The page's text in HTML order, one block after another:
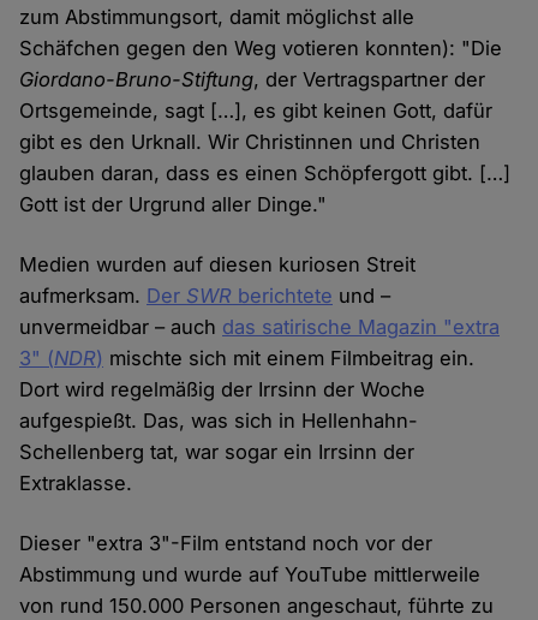
zum Abstimmungsort, damit möglichst alle
Schäfchen gegen den Weg votieren konnten): "Die
Giordano-Bruno-Stiftung, der Vertragspartner der
Ortsgemeinde, sagt […], es gibt keinen Gott, dafür
gibt es den Urknall. Wir Christinnen und Christen
glauben daran, dass es einen Schöpfergott gibt. […]
Gott ist der Urgrund aller Dinge."
Medien wurden auf diesen kuriosen Streit
aufmerksam. Der SWR berichtete und –
unvermeidbar – auch das satirische Magazin "extra
3" (NDR) mischte sich mit einem Filmbeitrag ein.
Dort wird regelmäßig der Irrsinn der Woche
aufgespießt. Das, was sich in Hellenhahn-
Schellenberg tat, war sogar ein Irrsinn der
Extraklasse.
Dieser "extra 3"-Film entstand noch vor der
Abstimmung und wurde auf YouTube mittlerweile
von rund 150.000 Personen angeschaut, führte zu